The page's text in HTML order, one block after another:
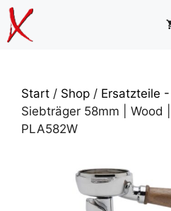
Zum
Inhalt
springen
Start / Shop / Ersatzteile
Siebträger 58mm | Wood |
PLA582W